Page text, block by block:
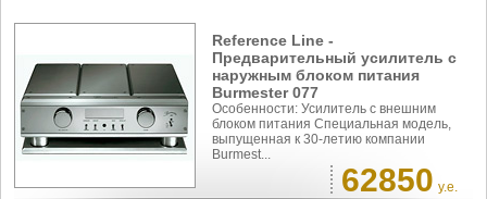
Reference Line -
Предварительный усилитель c
наружным блоком питания
Burmester 077
Особенности: Усилитель с внешним
блоком питания Специальная модель,
выпущенная к 30-летию компании
Burmest...
62850 у.е.